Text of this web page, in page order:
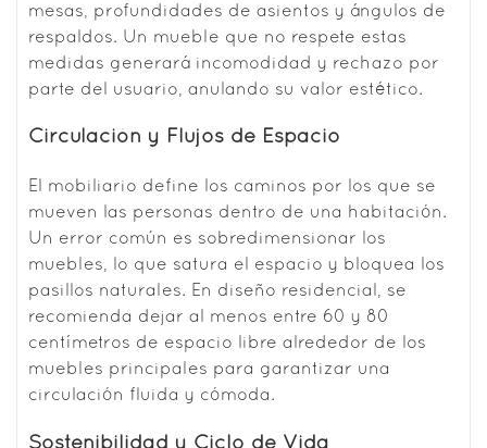
mesas, profundidades de asientos y ángulos de
respaldos. Un mueble que no respete estas
medidas generará incomodidad y rechazo por
parte del usuario, anulando su valor estético.
Circulación y Flujos de Espacio
El mobiliario define los caminos por los que se
mueven las personas dentro de una habitación.
Un error común es sobredimensionar los
muebles, lo que satura el espacio y bloquea los
pasillos naturales. En diseño residencial, se
recomienda dejar al menos entre 60 y 80
centímetros de espacio libre alrededor de los
muebles principales para garantizar una
circulación fluida y cómoda.
Sostenibilidad y Ciclo de Vida